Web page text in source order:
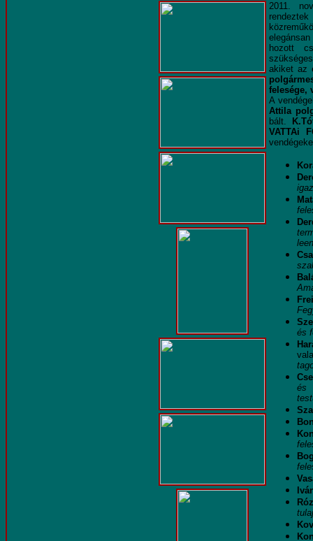
2011.
hozott
akiket az
felesége,
A
Attila
bált.
VATTAi
és
és